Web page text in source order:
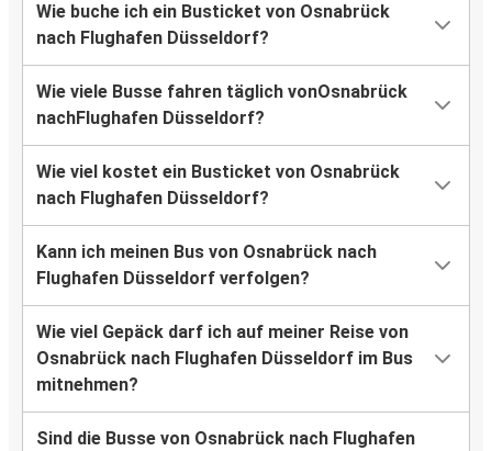
Wie buche ich ein Busticket von Osnabrück
nach Flughafen Düsseldorf?
Wie viele Busse fahren täglich vonOsnabrück
nachFlughafen Düsseldorf?
Wie viel kostet ein Busticket von Osnabrück
nach Flughafen Düsseldorf?
Kann ich meinen Bus von Osnabrück nach
Flughafen Düsseldorf verfolgen?
Wie viel Gepäck darf ich auf meiner Reise von
Osnabrück nach Flughafen Düsseldorf im Bus
mitnehmen?
Sind die Busse von Osnabrück nach Flughafen